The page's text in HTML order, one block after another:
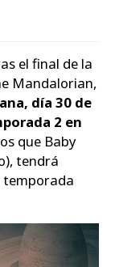
el final de la
Mandalorian,
día 30 de
2 en
que Baby
tendrá
temporada